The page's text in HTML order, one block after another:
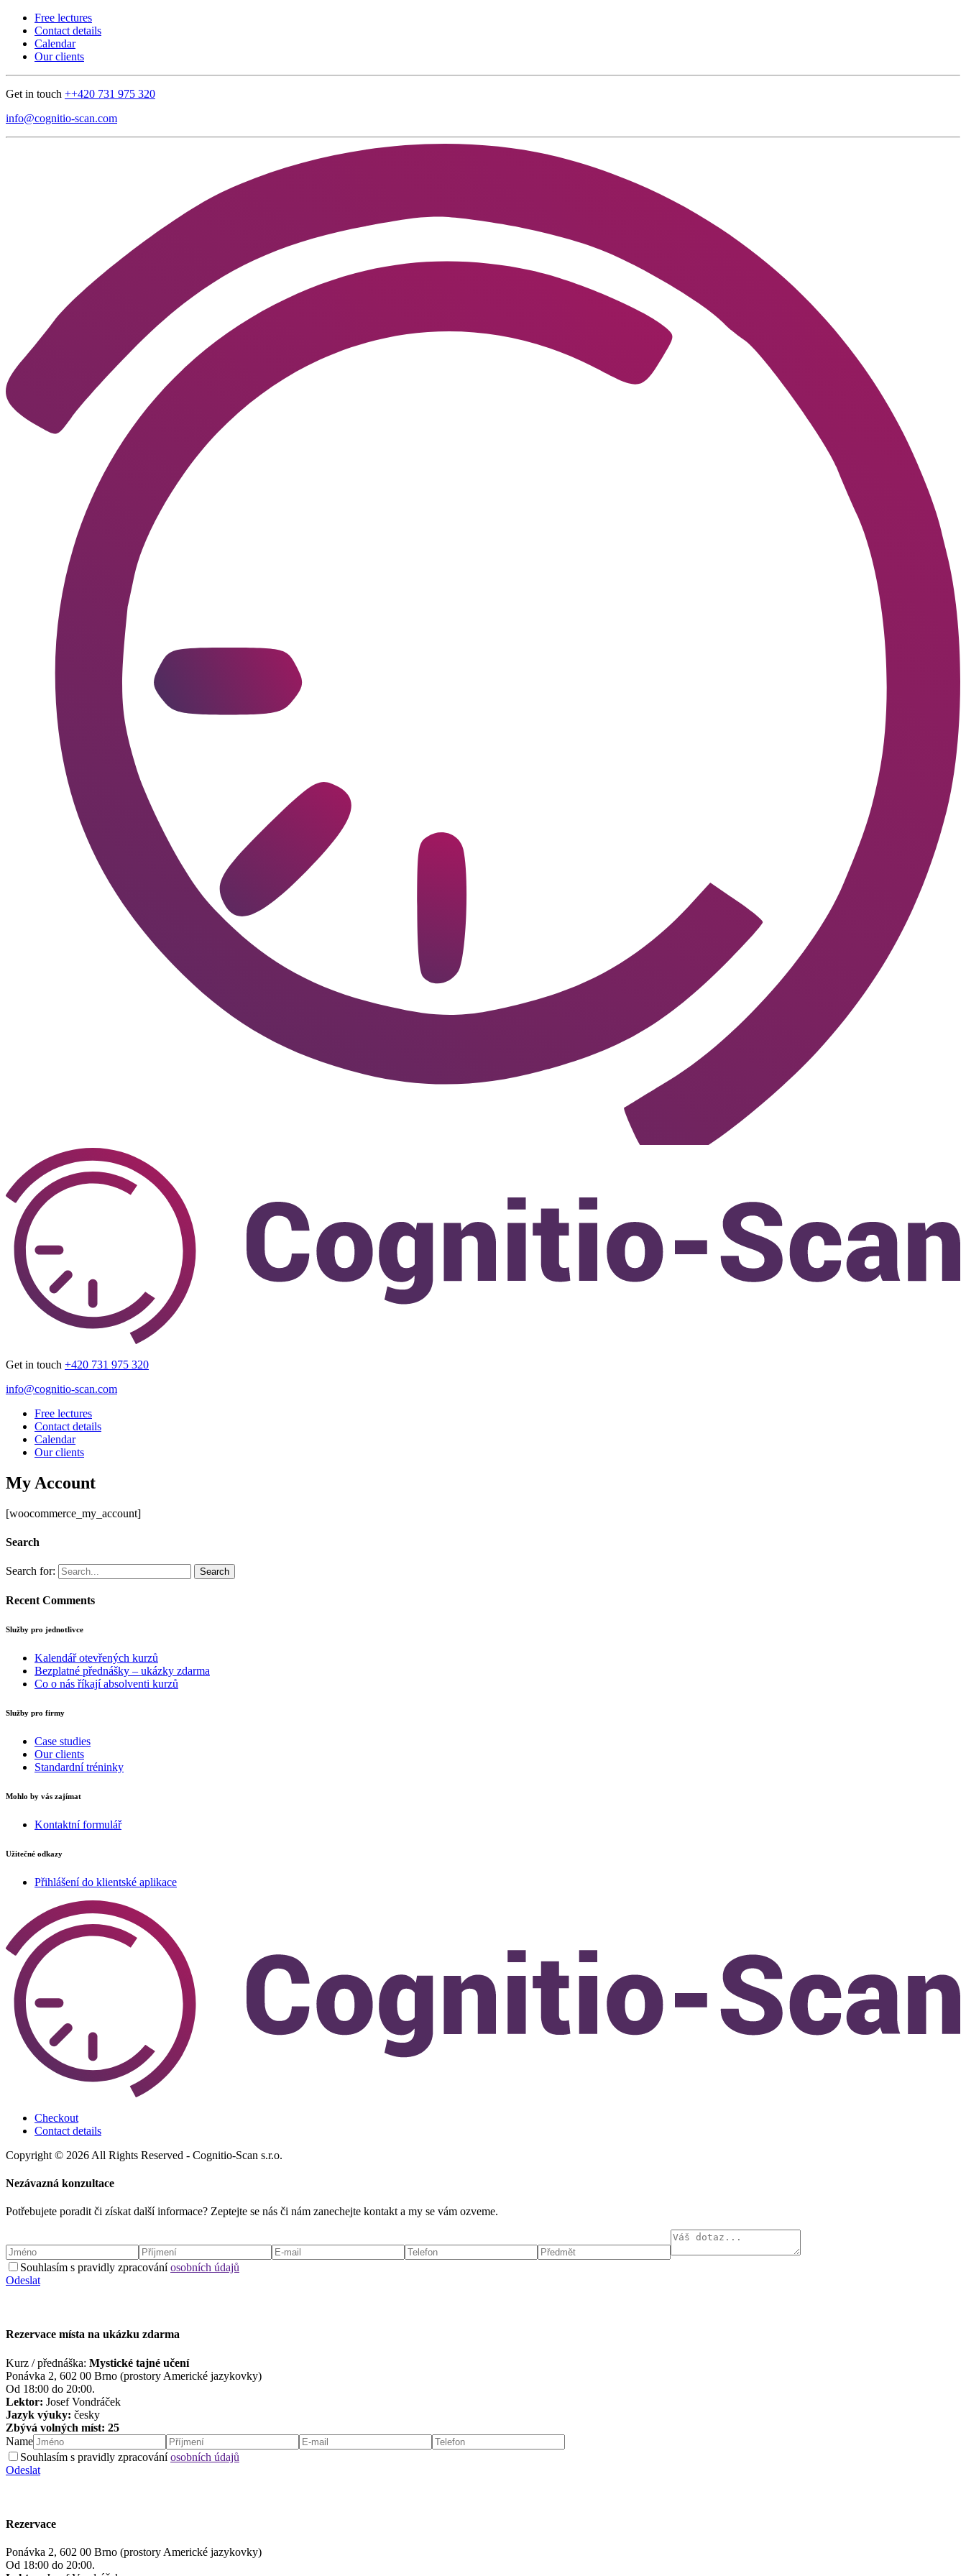
Free lectures
Contact details
Calendar
Our clients
Get in touch ++420 731 975 320
info@cognitio-scan.com
Get in touch +420 731 975 320
info@cognitio-scan.com
Free lectures
Contact details
Calendar
Our clients
My Account
[woocommerce_my_account]
Search
Search for:
Recent Comments
Služby pro jednotlivce
Kalendář otevřených kurzů
Bezplatné přednášky – ukázky zdarma
Co o nás říkají absolventi kurzů
Služby pro firmy
Case studies
Our clients
Standardní tréninky
Mohlo by vás zajímat
Kontaktní formulář
Užitečné odkazy
Přihlášení do klientské aplikace
Checkout
Contact details
Copyright © 2026 All Rights Reserved - Cognitio-Scan s.r.o.
Nezávazná konzultace
Potřebujete poradit či získat další informace? Zeptejte se nás či nám zanechejte kontakt a my se vám ozveme.
Souhlasím s pravidly zpracováníosobních údajů
Odeslat
Rezervace místa na ukázku zdarma
Kurz / přednáška: Mystické tajné učení
Ponávka 2, 602 00 Brno (prostory Americké jazykovky)
Od 18:00 do 20:00.
Lektor: Josef Vondráček
Jazyk výuky: česky
Zbývá volných míst: 25
Name
Souhlasím s pravidly zpracováníosobních údajů
Odeslat
Rezervace
Ponávka 2, 602 00 Brno (prostory Americké jazykovky)
Od 18:00 do 20:00.